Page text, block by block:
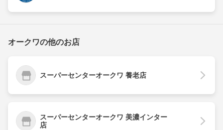
オークワの他のお店
スーパーセンターオークワ 養老店
スーパーセンターオークワ 美濃インター
店